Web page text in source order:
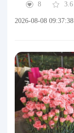
8
3.6
2026-08-08 09:37:38